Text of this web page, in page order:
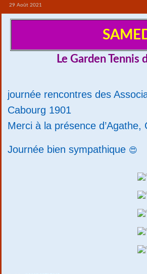
29 Août 2021
Le Garden
journée rencontres des
Cabourg 1901
Merci à la présence
Journée bien sympathique 😍